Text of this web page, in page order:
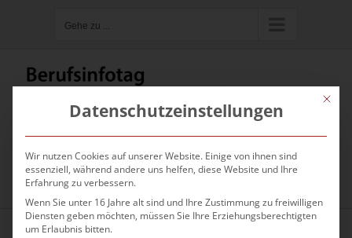
Gehe zu ...
Hier kannst du nach Firmen oder
Ausbildungsberufen suchen
Gehe zu ...
Mit
Datenschutzeinstellungen
Wir nutzen Cookies auf unserer Website. Einige von ihnen sind
essenziell, während andere uns helfen, diese Website und Ihre
Erfahrung zu verbessern.
Wenn Sie unter 16 Jahre alt sind und Ihre Zustimmung zu freiwilligen
Diensten geben möchten, müssen Sie Ihre Erziehungsberechtigten
um Erlaubnis bitten.